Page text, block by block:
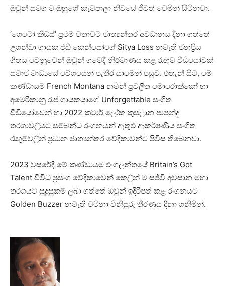
ඔවුන් සමග ම ඔහුගේ කැම්පාලා නිවසේ ජීවත් වෙමින් සිටිනවා.
‘ගෙටෝ කිඩ්ස්’ ප්‍රථම වතාවට ජාත්‍යන්තර අවධානය දිනා ගත්තේ
උගන්ඩා ගායක එඩී කෙන්සෝගේ Sitya Loss නමැති ජනප්‍රිය
ගීතය වෙනුවෙන් ඔවුන් ගමේදී නිර්මාණය කළ රැඟුම් වීඩියෝවක්
සමාජ මාධ්‍යයේ වේගයෙන් පැතිර යාමෙන් පසුව. එතැන් සිට, මේ
කණ්ඩායම French Montana නමින් ප්‍රචලිත මොරොක්කෝ හා
අමෙරිකානු රැප් ගායකයාගේ Unforgettable සංගීත
වීඩියෝවෙන් හා 2022 කටාර් ලෝක කුසලාන පාපන්දු
තරගාවලියට සම්බන්ධ රංගනයන් ඇතුළු ආකර්ෂණීය සංගීත
රැඟුම්වලින් ප්‍රධාන ජාත්‍යන්තර වේදිකාවන්ට පිවිස තිබෙනවා.
2023 වසරේදී මේ කණ්ඩායම එංගලන්තයේ Britain’s Got
Talent විවිධ ප්‍රසංග වේදිකාවෙන් කෙලින් ම සජීවී අවසාන මහා
තරගයට සුදුසුකම් ලබා ගත්තේ ඔවුන් ඉදිරිපත් කළ රංගනයට
Golden Buzzer නමැති වටිනා විනිසුරු තීරණය දිනා ගනිමින්.